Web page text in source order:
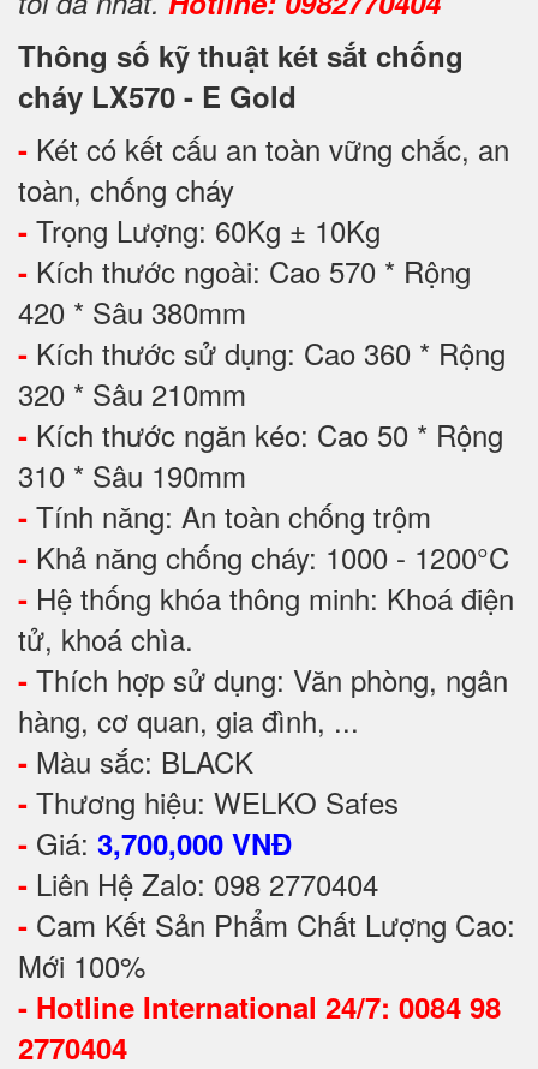
Thông số kỹ thuật két sắt chống
cháy LX570 - E Gold
- Két có kết cấu an toàn vững chắc, an
toàn, chống cháy
- Trọng Lượng: 60Kg ± 10Kg
- Kích thước ngoài: Cao 570 * Rộng
420 * Sâu 380mm
- Kích thước sử dụng: Cao 360 * Rộng
320 * Sâu 210mm
- Kích thước ngăn kéo: Cao 50 * Rộng
310 * Sâu 190mm
- Tính năng: An toàn chống trộm
- Khả năng chống cháy: 1000 - 1200°C
- Hệ thống khóa thông minh: Khoá điện
tử, khoá chìa.
- Thích hợp sử dụng: Văn phòng, ngân
hàng, cơ quan, gia đình, ...
- Màu sắc: BLACK
- Thương hiệu: WELKO Safes
- Giá: 3,700,000 VNĐ
- Liên Hệ Zalo: 098 2770404
- Cam Kết Sản Phẩm Chất Lượng Cao:
Mới 100%
- Hotline International 24/7: 0084 98
2770404